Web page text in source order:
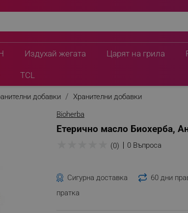
Издухай жегата Царят на грила
TCL
добавки
Хранителни добавки
Bioherba
Етерично масло Биохерба,
(0) 0 Въпроса
Сигурна доставка 60 дни
пратка